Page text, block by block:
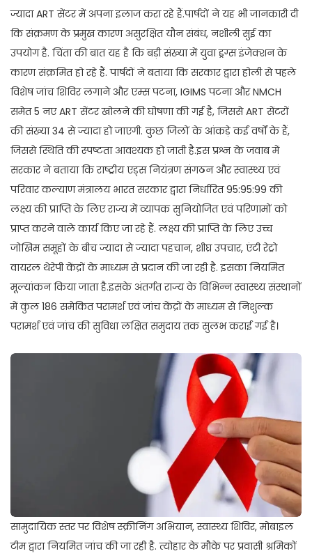
ज्यादा ART सेंटर में अपना इलाज करा रहे हैं.पार्षदों ने यह भी जानकारी दी
कि संक्रमण के प्रमुख कारण असुरक्षित यौन संबंध, नशीली सुई का
उपयोग है. चिंता की बात यह है कि बड़ी संख्या में युवा ड्रग्स इंजेक्शन के
कारण संक्रमित हो रहे हैं. पार्षदों ने बताया कि सरकार द्वारा होली से पहले
विशेष जांच शिविर लगाने और एम्स पटना, IGIMS पटना और NMCH
समेत 5 नए ART सेंटर खोलने की घोषणा की गई है, जिससे ART सेंटरों
की संख्या 34 से ज्यादा हो जाएगी. कुछ जिलों के आंकड़े कई वर्षों के हैं,
जिससे स्थिति की स्पष्टता आवश्यक हो जाती है.इस प्रश्न के जवाब में
सरकार ने बताया कि राष्ट्रीय एड्स नियंत्रण संगठन और स्वास्थ्य एवं
परिवार कल्याण मंत्रालय भारत सरकार द्वारा निर्धारित 95:95:99 की
लक्ष्य की प्राप्ति के लिए राज्य में व्यापक सुनियोजित एवं परिणामों को
प्राप्त करने वाले कार्य किए जा रहे हैं. लक्ष्य की प्राप्ति के लिए उच्च
जोखिम समूहों के बीच ज्यादा से ज्यादा पहचान, शीघ्र उपचार, एंटी रेट्रो
वायरल थेरेपी केंद्रों के माध्यम से प्रदान की जा रही है. इसका नियमित
मूल्यांकन किया जाता है.इसके अंतर्गत राज्य के विभिन्न स्वास्थ्य संस्थानों
में कुल 186 समेकित परामर्श एवं जांच केंद्रों के माध्यम से निशुल्क
परामर्श एवं जांच की सुविधा लक्षित समुदाय तक सुलभ कराई गई है।
सामुदायिक स्तर पर विशेष स्क्रीनिंग अभियान, स्वास्थ्य शिविर, मोबाइल
टीम द्वारा नियमित जांच की जा रही है. त्योहार के मौके पर प्रवासी श्रमिकों